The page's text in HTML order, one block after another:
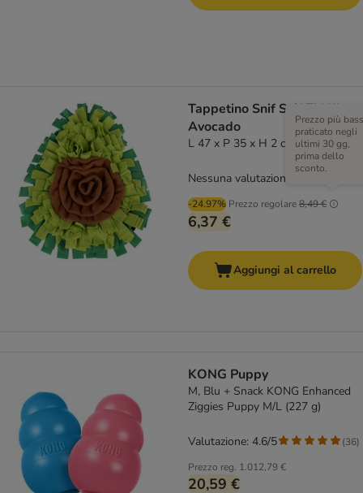
Tappetino Snif Snif TIAKI
Avocado
L 47 x P 35 x H 2 cm
-24.97% Prezzo regolare8,49 €
Prezzo più
praticato negli
ultimi 30 gg,
prima dello
sconto.
6,37 €
Nessuna valutazione
Aggiungi al carrello
KONG Puppy
M, Blu + Snack KONG Enhanced
Ziggies Puppy M/L (227 g)
Prezzo reg. 1.012,79 €
20,59 €
Valutazione: 4.6/5 (36)